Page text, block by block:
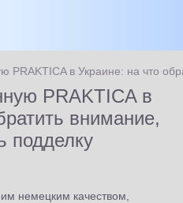
PRAKTICA в Украине: на что
PRAKTICA в
внимание,
подделку
немецким качеством,